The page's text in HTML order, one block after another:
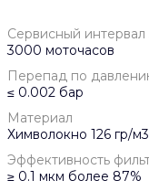
Сервисный интервал
3000 моточасов
Перепад по
≤ 0.002 бар
Материал
Химволокно 126 гр/м3
Эффективность
≥ 0.1 мкм более 87%